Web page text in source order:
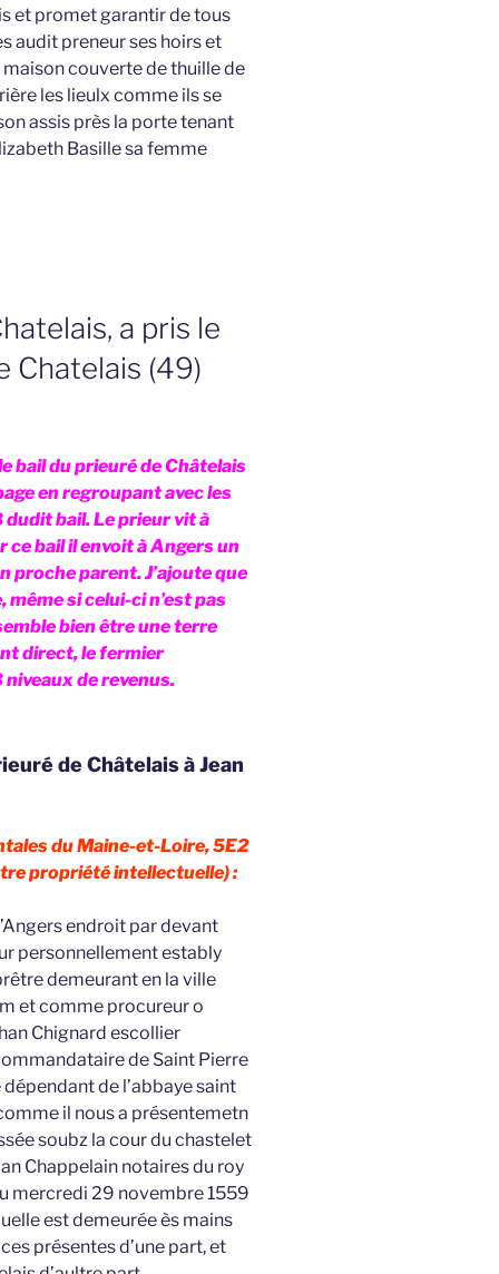
et promet garantir de tous
audit preneur ses hoirs et
maison couverte de thuille de
les lieulx comme ils se
assis près la porte tenant
Basille sa femme
a pris le
Chatelais (49)
bail du prieuré de Châtelais
en regroupant avec les
bail. Le prieur vit à
ce bail il envoit à Angers un
proche parent. J’ajoute que
si celui-ci n’est pas
bien être une terre
direct, le fermier
de revenus.
de Châtelais à Jean
du Maine-et-Loire, 5E2
propriété intellectuelle) :
endroit par devant
personnellement estably
demeurant en la ville
et comme procureur o
Chignard escollier
de Saint Pierre
de l’abbaye saint
il nous a présentemetn
soubz la cour du chastelet
Chappelain notaires du roy
mercredi 29 novembre 1559
est demeurée ès mains
présentes d’une part, et